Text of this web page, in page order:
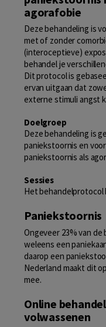
agorafobie
Deze behandeling is
met of zonder
(interoceptieve)
behandel je
Dit protocol is
ervan uitgaan dat
externe stimuli angst
Doelgroep
Deze behandeling is
paniekstoornis en
paniekstoornis als
Sessies
Het
Paniekstoornis
Ongeveer 23% van
weleens een
daarop een
Nederland maakt dit
mee.
Online
volwassenen